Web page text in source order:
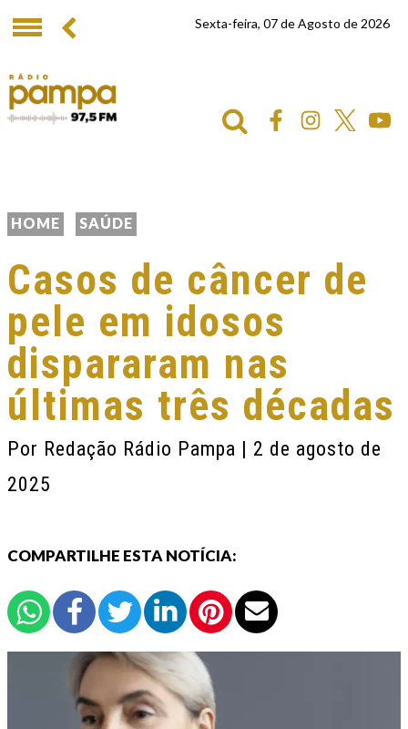
Sexta-feira, 07 de Agosto de 2026
HOME SAÚDE
Casos de câncer de
pele em idosos
dispararam nas
últimas três décadas
Por Redação Rádio Pampa | 2 de agosto de
2025
COMPARTILHE ESTA NOTÍCIA: